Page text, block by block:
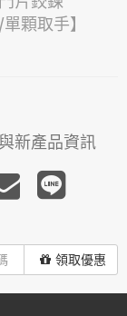
顆取手】
新產品資訊
領取優惠